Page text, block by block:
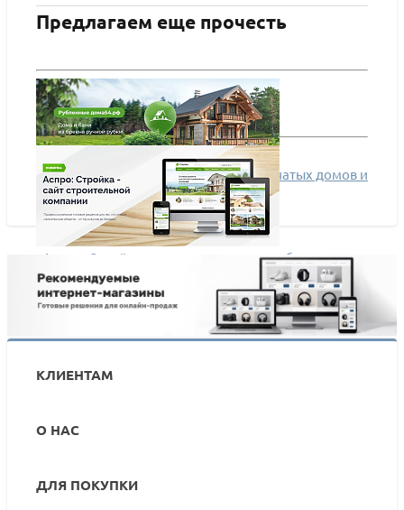
Предлагаем еще прочесть
Сайт строительной компании бревенчатых домов и
бань на Аспро: Стройка
«Аспро: Стройка» – гид по решению и обзор
возможностей
КЛИЕНТАМ
О НАС
ДЛЯ ПОКУПКИ